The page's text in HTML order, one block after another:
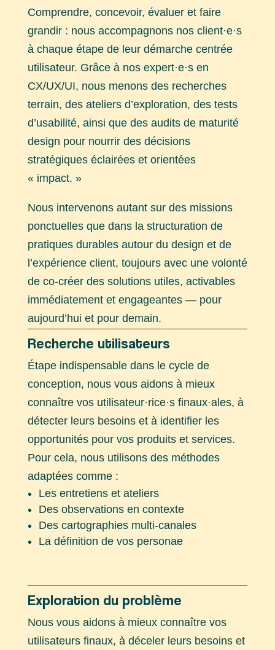
Comprendre, concevoir, évaluer et faire
grandir : nous accompagnons nos client·e·s
à chaque étape de leur démarche centrée
utilisateur. Grâce à nos expert·e·s en
CX/UX/UI, nous menons des recherches
terrain, des ateliers d’exploration, des tests
d’usabilité, ainsi que des audits de maturité
design pour nourrir des décisions
stratégiques éclairées et orientées
« impact. »
Nous intervenons autant sur des missions
ponctuelles que dans la structuration de
pratiques durables autour du design et de
l’expérience client, toujours avec une volonté
de co-créer des solutions utiles, activables
immédiatement et engageantes — pour
aujourd’hui et pour demain.
Recherche utilisateurs
Étape indispensable dans le cycle de
conception, nous vous aidons à mieux
connaître vos utilisateur·rice·s finaux·ales, à
détecter leurs besoins et à identifier les
opportunités pour vos produits et services.
Pour cela, nous utilisons des méthodes
adaptées comme :
Les entretiens et ateliers
Des observations en contexte
Des cartographies multi-canales
La définition de vos personae
Exploration du problème
Nous vous aidons à mieux connaître vos
utilisateurs finaux, à déceler leurs besoins et